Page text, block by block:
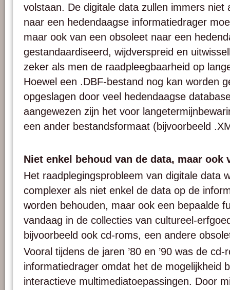
volstaan. De digitale data zullen immers niet
naar een hedendaagse informatiedrager
maar ook van een obsoleet naar een
gestandaardiseerd, wijdverspreid en
zeker als men de raadpleegbaarheid op
Hoewel een .DBF-bestand nog kan worden
opgeslagen door veel hedendaagse
aangewezen zijn het voor
een ander bestandsformaat (bijvoorbeeld
Niet enkel behoud van de data, maar
Het raadplegingsprobleem van digitale data
complexer als niet enkel de data op de
worden behouden, maar ook een bepaalde
vandaag in de collecties van cultureel-
bijvoorbeeld ook cd-roms, een andere
Vooral tijdens de jaren ’80 en ’90 was de
informatiedrager omdat het de mogelijkheid
interactieve multimediatoepassingen. Door